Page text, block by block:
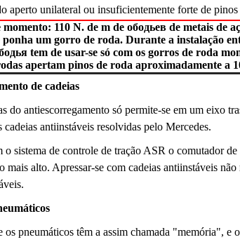
aperto unilateral ou insuficientemente forte de
110 N. de m de ободьев de metais de
ponha um gorro de roda. Durante a instalação
tem de usar-se só com os gorros de roda
apertam pinos de roda aproximadamente a
de cadeias
do antiescorregamento só permite-se em um eixo
cadeias antiinstáveis resolvidas pelo Mercedes.
o sistema de controle de tração ASR o comutador
mais alto. Apressar-se com cadeias antiinstáveis
os pneumáticos têm a assim chamada "memória",